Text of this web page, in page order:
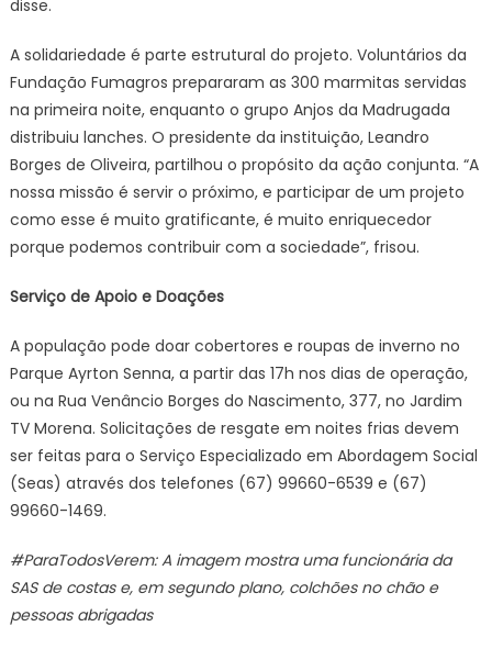
disse.
A solidariedade é parte estrutural do projeto. Voluntários da
Fundação Fumagros prepararam as 300 marmitas servidas
na primeira noite, enquanto o grupo Anjos da Madrugada
distribuiu lanches. O presidente da instituição, Leandro
Borges de Oliveira, partilhou o propósito da ação conjunta. “A
nossa missão é servir o próximo, e participar de um projeto
como esse é muito gratificante, é muito enriquecedor
porque podemos contribuir com a sociedade”, frisou.
Serviço de Apoio e Doações
A população pode doar cobertores e roupas de inverno no
Parque Ayrton Senna, a partir das 17h nos dias de operação,
ou na Rua Venâncio Borges do Nascimento, 377, no Jardim
TV Morena. Solicitações de resgate em noites frias devem
ser feitas para o Serviço Especializado em Abordagem Social
(Seas) através dos telefones (67) 99660-6539 e (67)
99660-1469.
#ParaTodosVerem: A imagem mostra uma funcionária da
SAS de costas e, em segundo plano, colchões no chão e
pessoas abrigadas